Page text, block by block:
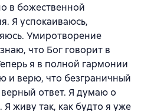
в божественной
Я успокаиваюсь,
Умиротворение
что Бог говорит в
я в полной гармонии
и верю, что безграничный
ответ. Я думаю о
живу так, как будто я уже